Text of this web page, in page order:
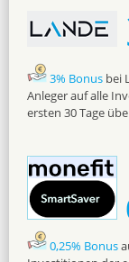
3% Bonus bei
Anleger auf alle
ersten 30 Tage
0,25% Bonus